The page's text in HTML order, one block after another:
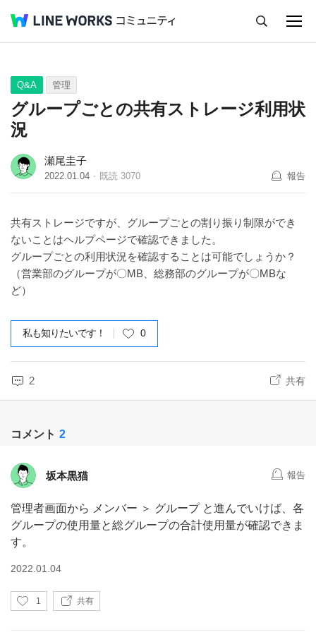
Q&A Tips Ideas
Q&A 管理
グループごとの共有ストレージ利用状
況
瀬尾圭子
2022.01.04 既読 3070 報告
共有ストレージですが、グループごとの割り振り制限ができ
ないことはヘルプページで確認できました。
グループごとの利用状況を確認することは可能でしょうか？
（営業部のグループが〇MB、総務部のグループが〇MBな
ど）
私も知りたいです！ 0
2 共有
コメント 2
坂本黒猫 報告
管理者画面から メンバー ＞ グループ と進んでいけば、各
グループの使用量と総グループの合計使用量が確認できま
す。
2022.01.04
い
1 共有